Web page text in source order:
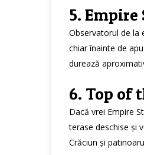
5.
Observatorul de la
chiar înainte de
durează
6. Top of
Dacă vrei Empire
terase deschise și
Crăciun și